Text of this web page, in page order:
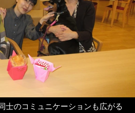
士のコミュニケーションも広がる